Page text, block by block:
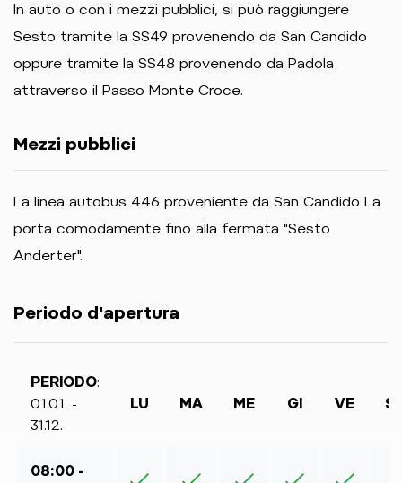
In auto o con i mezzi pubblici, si può raggiungere
Sesto tramite la SS49 provenendo da San Candido
oppure tramite la SS48 provenendo da Padola
attraverso il Passo Monte Croce.
Mezzi pubblici
La linea autobus 446 proveniente da San Candido La
porta comodamente fino alla fermata "Sesto
Anderter".
Periodo d'apertura
PERIODO:
01.01. -
31.12.
LU MA ME GI VE
08:00 -